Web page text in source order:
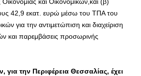
42,9 εκατ. ευρώ μέσω του ΤΠΑ του
για την αντιμετώπιση και διαχείριση
και παρεμβάσεις προσωρινής
για την Περιφέρεια Θεσσαλίας, έχει